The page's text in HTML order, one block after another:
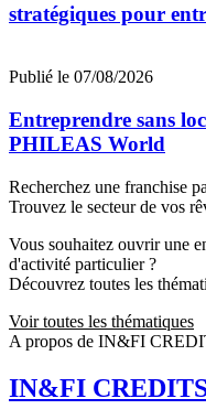
stratégiques pour
Publié le 07/08/2026
Entreprendre sans
PHILEAS World
Recherchez une franchise
Trouvez le secteur de vos
Vous souhaitez ouvrir une
d'activité particulier ?
Découvrez toutes les
Voir toutes les thématiques
A propos de IN&FI
IN&FI